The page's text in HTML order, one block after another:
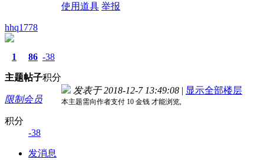
使用道具 举报
hhq1778
1
主题
86
帖子
-38
积分
限制会员
积分
-38
发消息
发表于 2018-12-7 13:49:08 | 显示全部楼层
本主题需向作者支付 10 金钱 才能浏览,